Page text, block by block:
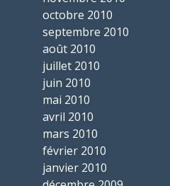
octobre 2010
septembre 2010
août 2010
juillet 2010
juin 2010
mai 2010
avril 2010
mars 2010
février 2010
janvier 2010